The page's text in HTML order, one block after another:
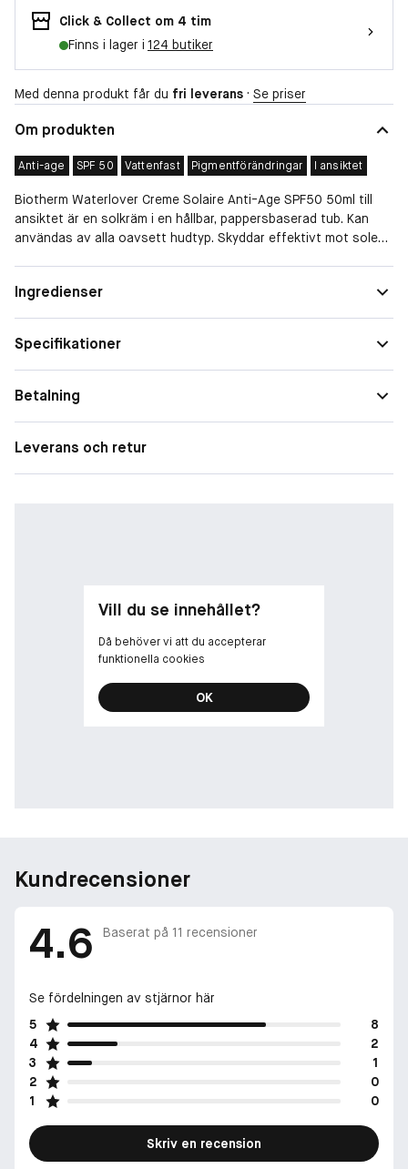
Click & Collect om 4 tim
Finns i lager i 124 butiker
Med denna produkt får du fri leverans · Se priser
Om produkten
Anti-age SPF 50 Vattenfast Pigmentförändringar I ansiktet
Biotherm Waterlover Creme Solaire Anti-Age SPF50 50ml till
ansiktet är en solkräm i en hållbar, pappersbaserad tub. Kan
användas av alla oavsett hudtyp. Skyddar effektivt mot solen:
mot fria radikaler som kan snabba på åldersprocessen. Den har
ett särskilt anti-age-solfilter som minskar risken för att
att lämna några vita rester. Innehåller fräscha doftnoter av
citrusextrakt.
Vattenfast
Storlek
Ingredienser
Specifikationer
Betalning
Leverans och retur
Vill du se innehållet?
Då behöver vi att du accepterar
funktionella cookies
OK
Kundrecensioner
4.6 Baserat på 11 recensioner
Se fördelningen av stjärnor här
5
8
4
2
3
1
2
0
1
0
Skriv en recension